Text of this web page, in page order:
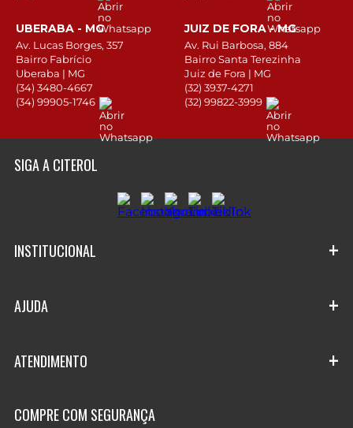
UBERABA - MG
Av. Lucas Borges, 357
Bairro Fabrício
Uberaba | MG
(34) 3480-4667
(34) 99905-1746
JUIZ DE FORA - MG
Av. Rui Barbosa, 884
Bairro Santa Terezinha
Juiz de Fora | MG
(32) 3937-4271
(32) 99822-3999
SIGA A CITEROL
INSTITUCIONAL +
Roteiro do Caminhão
Blog da Citerol
AJUDA +
Cuidados com os Produtos
ATENDIMENTO +
COMPRE COM SEGURANÇA